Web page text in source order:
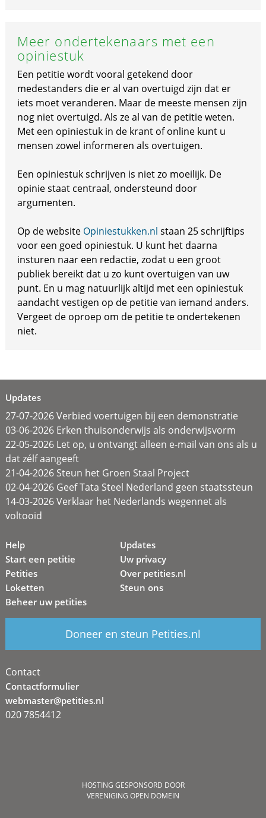
Meer ondertekenaars met een
opiniestuk
Een petitie wordt vooral getekend door
medestanders die er al van overtuigd zijn dat er
iets moet veranderen. Maar de meeste mensen zijn
nog niet overtuigd. Als ze al van de petitie weten.
Met een opiniestuk in de krant of online kunt u
mensen zowel informeren als overtuigen.
Een opiniestuk schrijven is niet zo moeilijk. De
opinie staat centraal, ondersteund door
argumenten.
Op de website Opiniestukken.nl staan 25 schrijftips
voor een goed opiniestuk. U kunt het daarna
insturen naar een redactie, zodat u een groot
publiek bereikt dat u zo kunt overtuigen van uw
punt. En u mag natuurlijk altijd met een opiniestuk
aandacht vestigen op de petitie van iemand anders.
Vergeet de oproep om de petitie te ondertekenen
niet.
Updates
27-07-2026 Verbied voertuigen bij een demonstratie
03-06-2026 Erken thuisonderwijs als onderwijsvorm
22-05-2026 Let op, u ontvangt alleen e-mail van ons als u
dat zélf aangeeft
21-04-2026 Steun het Groen Staal Project
02-04-2026 Geef Tata Steel Nederland geen staatssteun
14-03-2026 Verklaar het Nederlands wegennet als
voltooid
Help
Start een petitie
Petities
Loketten
Beheer uw petities
Updates
Uw privacy
Over petities.nl
Steun ons
Doneer en steun Petities.nl
Contact
Contactformulier
webmaster@petities.nl
020 7854412
HOSTING GESPONSORD DOOR
VERENIGING OPEN DOMEIN